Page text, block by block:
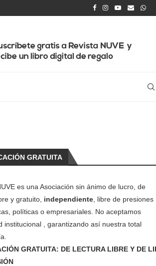
GRATUITA
es una Asociación sin ánimo de lucro, de
y gratuito, independiente, libre de presiones
políticas o empresariales. No aceptamos
institucional , garantizando así nuestra total
GRATUITA: DE LECTURA LIBRE Y DE